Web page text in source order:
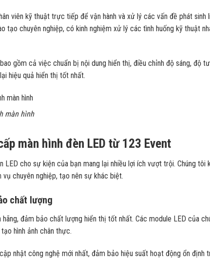
viên kỹ thuật trực tiếp để vận hành và xử lý các vấn đề phát sinh
tạo chuyên nghiệp, có kinh nghiệm xử lý các tình huống kỹ thuật
gồm cả việc chuẩn bị nội dung hiển thị, điều chỉnh độ sáng, độ
hiệu quả hiển thị tốt nhất.
màn hình
màn hình đèn LED từ 123 Event
LED cho sự kiện của bạn mang lại nhiều lợi ích vượt trội. Chúng tôi
chuyên nghiệp, tạo nên sự khác biệt.
chất lượng
đảm bảo chất lượng hiển thị tốt nhất. Các module LED của
hình ảnh chân thực.
nhật công nghệ mới nhất, đảm bảo hiệu suất hoạt động ổn định